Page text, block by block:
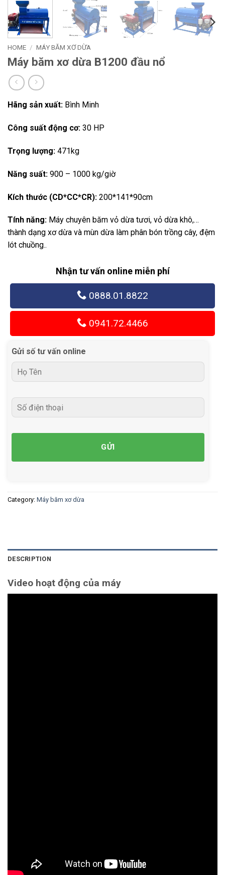
HOME / MÁY BĂM XƠ DỪA
Máy băm xơ dừa B1200 đầu nổ
Hãng sản xuất: Bình Minh
Công suất động cơ: 30 HP
Trọng lượng: 471kg
Năng suất: 900 – 1000 kg/giờ
Kích thước (CD*CC*CR): 200*141*90cm
Tính năng: Máy chuyên băm vỏ dừa tươi, vỏ dừa khô,…
thành dạng xơ dừa và mùn dừa làm phân bón trồng cây, đệm
lót chuồng..
Nhận tư vấn online miễn phí
0888.01.8822
0941.72.4466
Gửi số tư vấn online
Category: Máy băm xơ dừa
DESCRIPTION
Video hoạt động của máy